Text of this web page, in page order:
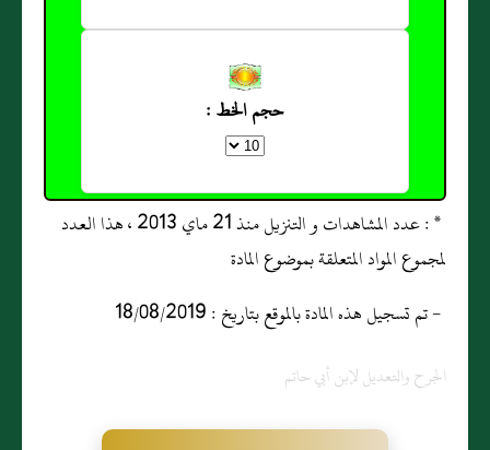
حجم الخط :
* : عدد المشاهدات و التنزيل منذ 21 ماي 2013 ، هذا العدد
لمجموع المواد المتعلقة بموضوع المادة
- تم تسجيل هذه المادة بالموقع بتاريخ : 18/08/2019
الجرح والتعديل لإبن أبي حاتم